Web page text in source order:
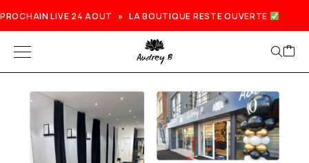
PROCHAIN LIVE 24 AOUT » LA BOUTIQUE RESTE OUVERTE